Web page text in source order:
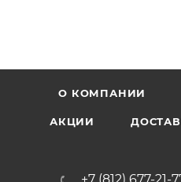
О КОМПАНИИ
АКЦИИ